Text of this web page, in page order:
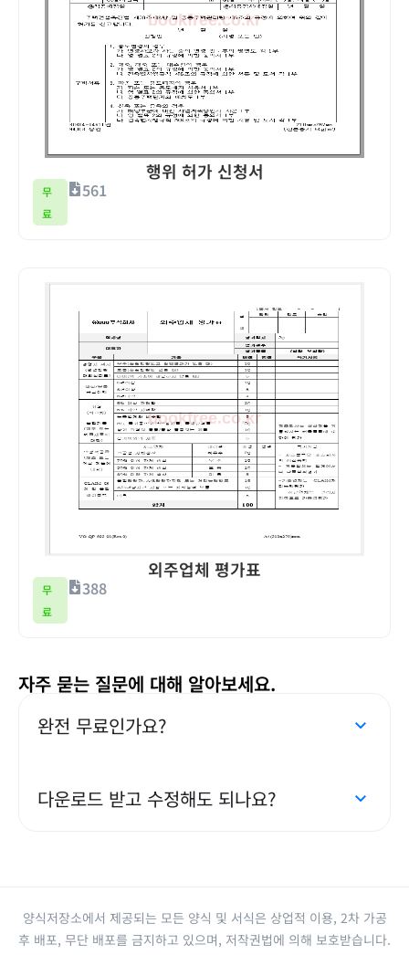
행위 허가 신청서
무
료
561
외주업체 평가표
무
료
388
자주 묻는 질문에 대해 알아보세요.
완전 무료인가요?
다운로드 받고 수정해도 되나요?
양식저장소에서 제공되는 모든 양식 및 서식은 상업적 이용, 2차 가공
후 배포, 무단 배포를 금지하고 있으며, 저작권법에 의해 보호받습니다.